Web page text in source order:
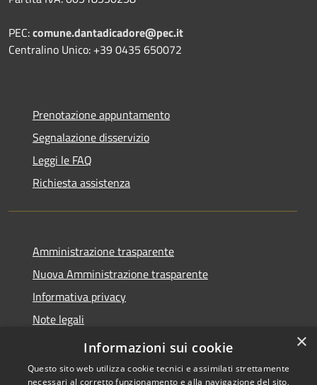
PEC:comune.dantadicadore@pec.it
Centralino Unico: +39 0435 650072
Prenotazione appuntamento
Segnalazione disservizio
Leggi le FAQ
Richiesta assistenza
Amministrazione trasparente
Nuova Amministrazione trasparente
Informativa privacy
Note legali
Dichiarazione di accessibilità
×
Informazioni sui cookie
Questo sito web utilizza cookie tecnici e assimilati strettamente
necessari al corretto funzionamento e alla navigazione del sito,